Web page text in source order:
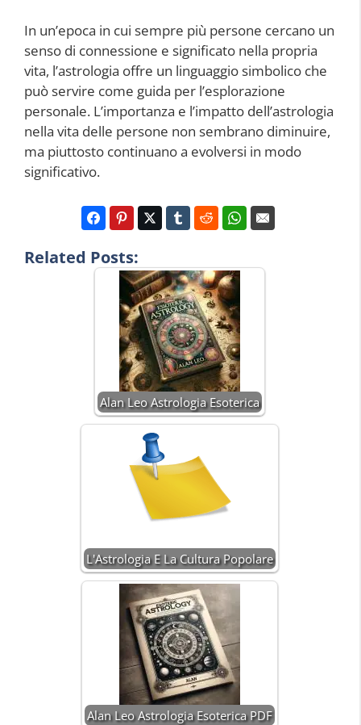
In un’epoca in cui sempre più persone cercano un
senso di connessione e significato nella propria
vita, l’astrologia offre un linguaggio simbolico che
può servire come guida per l’esplorazione
personale. L’importanza e l’impatto dell’astrologia
nella vita delle persone non sembrano diminuire,
ma piuttosto continuano a evolversi in modo
significativo.
Related Posts:
Alan Leo Astrologia Esoterica
L'Astrologia E La Cultura Popolare
Alan Leo Astrologia Esoterica PDF